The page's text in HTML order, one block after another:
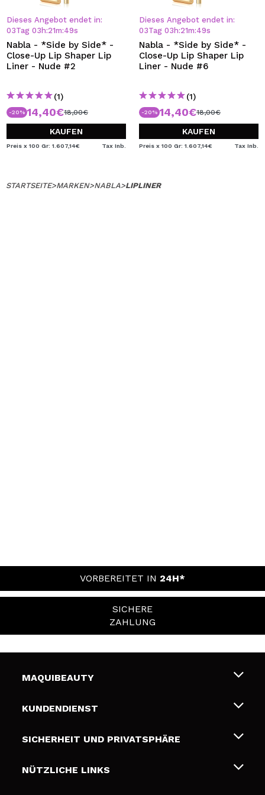
Dieses Angebot endet in:
03Tag 03 h:21m:49s
Nabla - *Side by Side* -
Close-Up Lip Shaper Lip
Liner - Nude #2
(1)
-20% 14,40€18,00€
KAUFEN
Preis x 100 Gr: 1.607,14€ Tax Inb.
Dieses Angebot endet in:
03Tag 03 h:21m:49s
Nabla - *Side by Side* -
Close-Up Lip Shaper Lip
Liner - Nude #6
(1)
-20% 14,40€18,00€
KAUFEN
Preis x 100 Gr: 1.607,14€ Tax Inb.
STARTSEITE>MARKEN>NABLA>LIPLINER
VORBEREITET IN 24H*
SICHERE
ZAHLUNG
MAQUIBEAUTY
Über uns
Geschenkkarten
KUNDENDIENST
Liefer- und Versandkosten
Zahlung
SICHERHEIT UND PRIVATSPHÄRE
Bedingungen und Datenschutz
NÜTZLICHE LINKS